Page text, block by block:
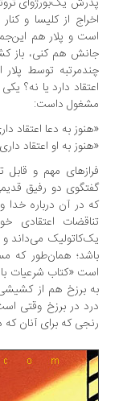
از کلیسا و کنار
و پلار هم این‌جمله را
هم کنی، باز کشیش
توسط پلار از
دارد یا نه؟ یکی از
داست:
به دعا اعتقاد داری؟»
به او اعتقاد داری؟»
مهم و قابل
دو رفیق قدیمی
در آن درباره خدا و
اعتقادی خود،
می‌داند و خدایی
همان‌طور که
برزخ هم از کشیشی به‌نام
در برزخ وقتی است که
که برای آنان که دوست